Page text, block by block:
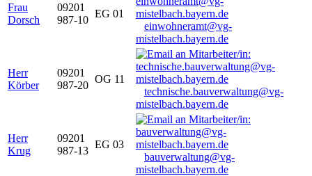
Frau
Dorsch
09201
987-10
EG 01
einwohneramt@vg-
mistelbach.bayern.de
Herr
Körber
09201
987-20
OG 11
technische.bauverwaltung@vg-
mistelbach.bayern.de
Herr
Krug
09201
987-13
EG 03
bauverwaltung@vg-
mistelbach.bayern.de